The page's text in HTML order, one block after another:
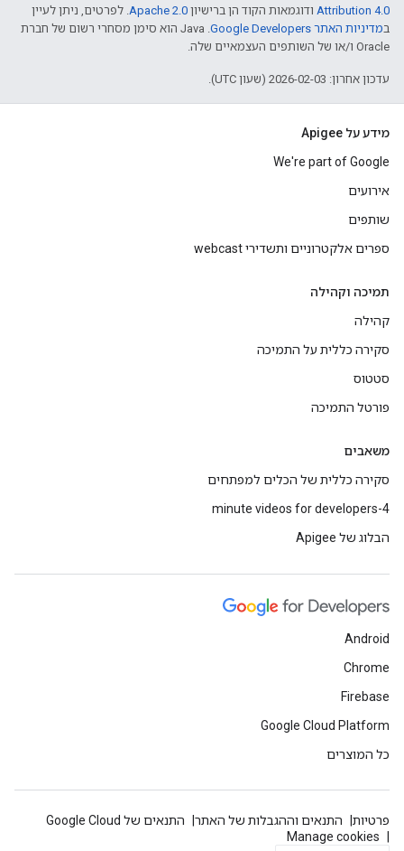
Attribution 4.0 ודוגמאות הקוד הן ברישיון Apache 2.0 . לפרטים, ניתן לעיין
במדיניות האתר Google Developers‏
.‏ Java הוא סימן מסחרי רשום של חברת
Oracle ו/או של השותפים העצמאיים שלה.
עדכון אחרון: 2026-02-03 (שעון UTC).
מידע על Apigee
We're part of Google
אירועים
שותפים
ספרים אלקטרוניים ותשדירי webcast
תמיכה וקהילה
קהילה
סקירה כללית על התמיכה
סטטוס
פורטל התמיכה
משאבים
סקירה כללית של הכלים למפתחים
4-minute videos for developers
הבלוג של Apigee
Android
Chrome
Firebase
Google Cloud Platform
כל המוצרים
פרטיות התנאים וההגבלות של האתר
התנאים של Google Cloud
Manage cookies